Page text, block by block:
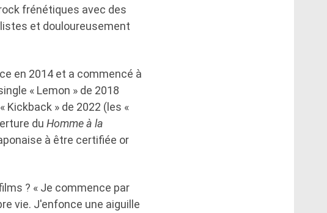
frénétiques avec des
et douloureusement
en 2014 et a commencé à
« Lemon » de 2018
Kickback » de 2022 (les «
du Homme à la
à être certifiée or
? « Je commence par
vie. J'enfonce une aiguille